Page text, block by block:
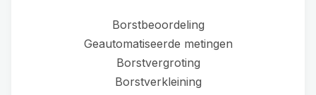
Borstbeoordeling
Geautomatiseerde metingen
Borstvergroting
Borstverkleining